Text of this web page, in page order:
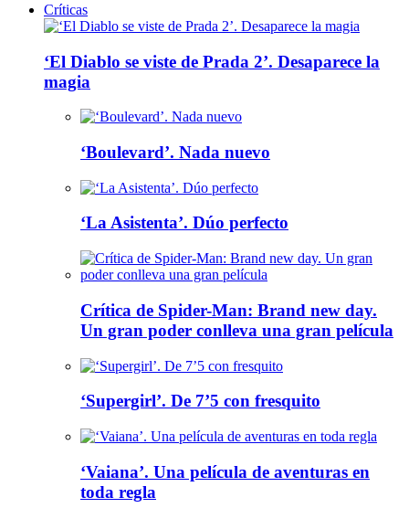
Críticas
‘El Diablo se viste de Prada 2’. Desaparece la
magia
‘Boulevard’. Nada nuevo
‘La Asistenta’. Dúo perfecto
Crítica de Spider-Man: Brand new day.
Un gran poder conlleva una gran película
‘Supergirl’. De 7’5 con fresquito
‘Vaiana’. Una película de aventuras en
toda regla